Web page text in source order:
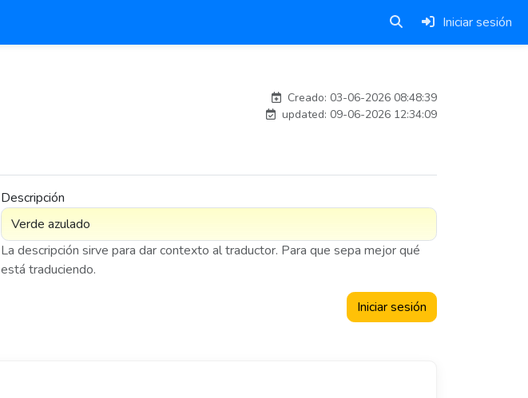
Iniciar sesión
Creado: 03-06-2026 08:48:39
updated: 09-06-2026 12:34:09
Descripción
La descripción sirve para dar contexto al traductor. Para que sepa mejor qué
está traduciendo.
Iniciar sesión